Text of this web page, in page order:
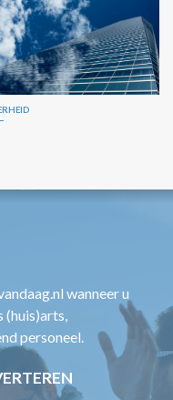
wanneer u
(huis)arts,
personeel.